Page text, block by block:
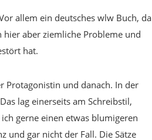
allem ein deutsches wlw Buch, da
hier aber ziemliche Probleme und
hat.
Protagonistin und danach. In der
lag einerseits am Schreibstil,
gerne einen etwas blumigeren
und gar nicht der Fall. Die Sätze